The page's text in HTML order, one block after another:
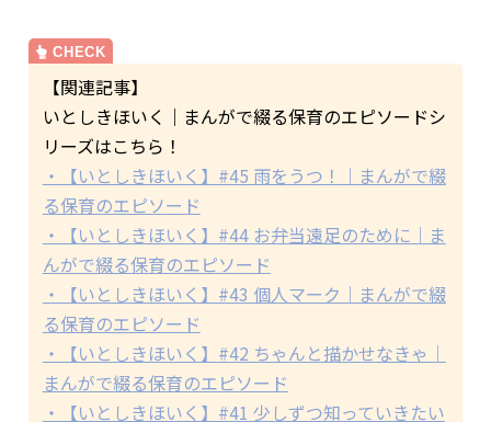
【関連記事】
いとしきほいく｜まんがで綴る保育のエピソードシ
リーズはこちら！
・【いとしきほいく】#45 雨をうつ！｜まんがで綴
る保育のエピソード
・【いとしきほいく】#44 お弁当遠足のために｜ま
んがで綴る保育のエピソード
・【いとしきほいく】#43 個人マーク｜まんがで綴
る保育のエピソード
・【いとしきほいく】#42 ちゃんと描かせなきゃ｜
まんがで綴る保育のエピソード
・【いとしきほいく】#41 少しずつ知っていきたい